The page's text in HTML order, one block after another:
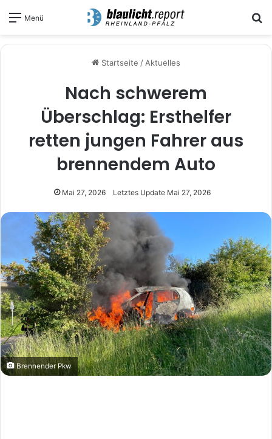
Menü
Startseite / Aktuelles
Nach schwerem
Überschlag: Ersthelfer
retten jungen Fahrer aus
brennendem Auto
Mai 27, 2026 Letztes Update Mai 27, 2026
Brennender Pkw